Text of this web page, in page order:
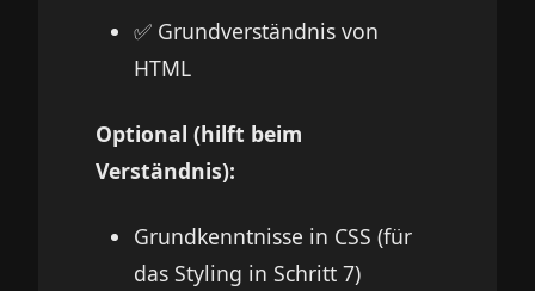
✅ Grundverständnis von
HTML
Optional (hilft beim
Verständnis):
Grundkenntnisse in CSS (für
das Styling in Schritt 7)